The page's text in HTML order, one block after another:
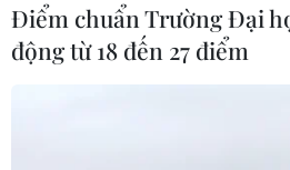
Trung Quốc: 2 đập
Điểm chuẩn Trường Đại
động từ 18 đến 27 điểm